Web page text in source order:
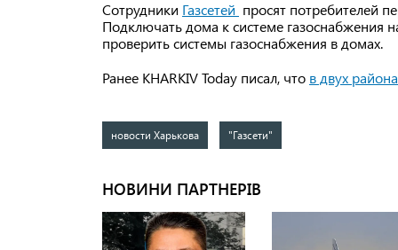
Сотрудники Газсетей просят потребителей
Подключать дома к системе газоснабжения
проверить системы газоснабжения в домах.
Ранее KHARKIV Today писал, что в двух
новости Харькова "Газсети"